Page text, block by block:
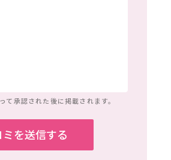
て承認された後に掲載されます。